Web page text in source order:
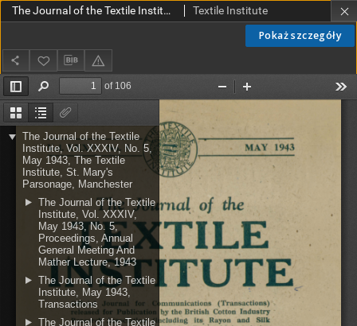
Pokaż szczegóły
The Journal of the Textile Institute Vol. XXXIV No.5 (1943) Textile Institute